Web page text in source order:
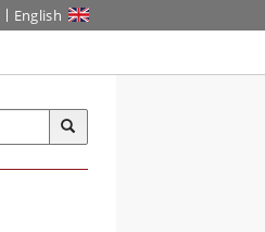
English